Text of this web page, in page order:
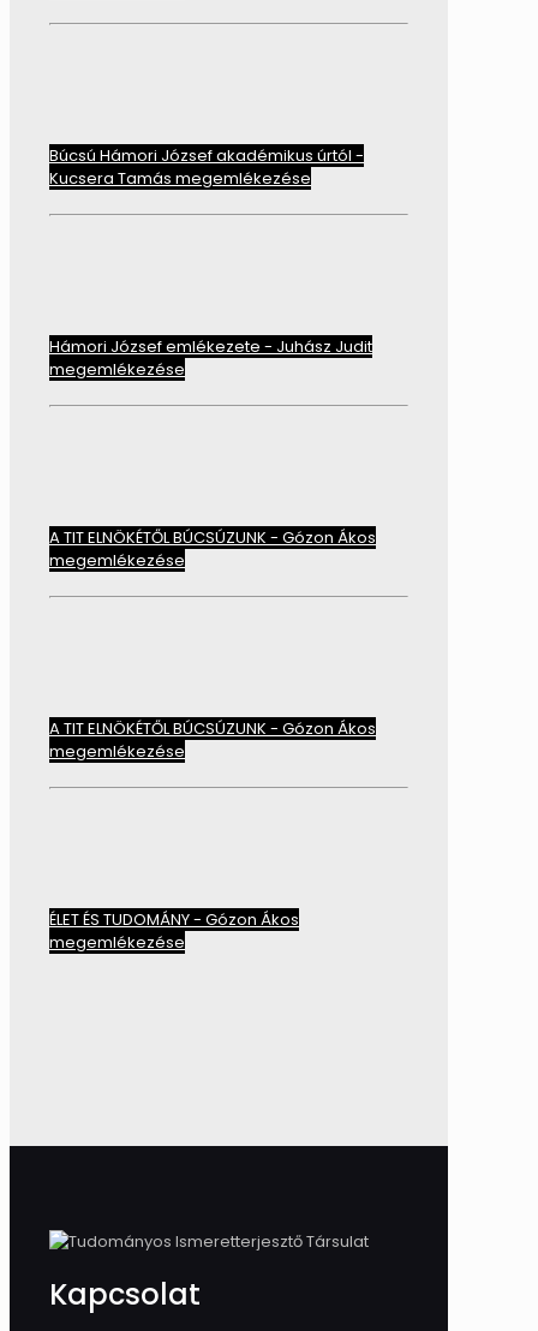
Búcsú Hámori József akadémikus úrtól -
Kucsera Tamás megemlékezése
Hámori József emlékezete - Juhász Judit
megemlékezése
A TIT ELNÖKÉTŐL BÚCSÚZUNK - Gózon Ákos
megemlékezése
A TIT ELNÖKÉTŐL BÚCSÚZUNK - Gózon Ákos
megemlékezése
ÉLET ÉS TUDOMÁNY - Gózon Ákos
megemlékezése
Kapcsolat